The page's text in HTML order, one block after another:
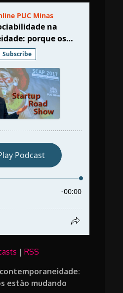
|RSS
estão mudando